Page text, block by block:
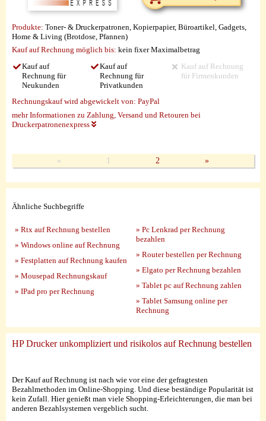
Produkte: Toner- & Druckerpatronen, Kopierpapier, Büroartikel, Gadgets,
Home & Living (Brotdose, Pfannen)
Kauf auf Rechnung möglich bis: kein fixer Maximalbetrag
Kauf auf
Rechnung für
Neukunden
Kauf auf
Rechnung für
Privatkunden
Kauf auf Rechnung
für Firmenkunden
Rechnungskauf wird abgewickelt von: PayPal
mehr Informationen zu Zahlung, Versand und Retouren bei
Druckerpatronenexpress
« 1 2 »
Ähnliche Suchbegriffe
» Rtx auf Rechnung bestellen
» Windows online auf Rechnung
» Festplatten auf Rechnung kaufen
» Mousepad Rechnungskauf
» IPad pro per Rechnung
» Pc Lenkrad per Rechnung
bezahlen
» Router bestellen per Rechnung
» Elgato per Rechnung bezahlen
» Tablet pc auf Rechnung zahlen
» Tablet Samsung online per
Rechnung
HP Drucker unkompliziert und risikolos auf Rechnung bestellen
Der Kauf auf Rechnung ist nach wie vor eine der gefragtesten
Bezahlmethoden im Online-Shopping. Und diese beständige Popularität ist
kein Zufall. Hier genießt man viele Shopping-Erleichterungen, die man bei
anderen Bezahlsystemen vergeblich sucht.